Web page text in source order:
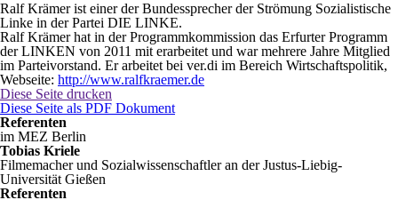
Ralf Krämer ist einer der Bundessprecher der Strömung Sozialistische
Linke in der Partei DIE LINKE.
Ralf Krämer hat in der Programmkommission das Erfurter Programm
der LINKEN von 2011 mit erarbeitet und war mehrere Jahre Mitglied
im Parteivorstand. Er arbeitet bei ver.di im Bereich Wirtschaftspolitik,
Webseite: http://www.ralfkraemer.de
Diese Seite drucken
Diese Seite als PDF Dokument
Referenten
im MEZ Berlin
Tobias Kriele
Filmemacher und Sozialwissenschaftler an der Justus-Liebig-
Universität Gießen
Referenten